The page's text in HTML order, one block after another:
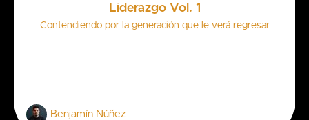
Liderazgo Vol. 1
Contendiendo por la generación que le verá regresar
Benjamín Núñez